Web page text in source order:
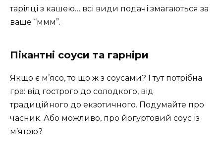
тарілці з кашею… всі види подачі змагаються за
ваше “ммм”.
Пікантні соуси та гарніри
Якщо є м’ясо, то що ж з соусами? І тут потрібна
гра: від гострого до солодкого, від
традиційного до екзотичного. Подумайте про
часник. Або можливо, про йогуртовий соус із
м’ятою?